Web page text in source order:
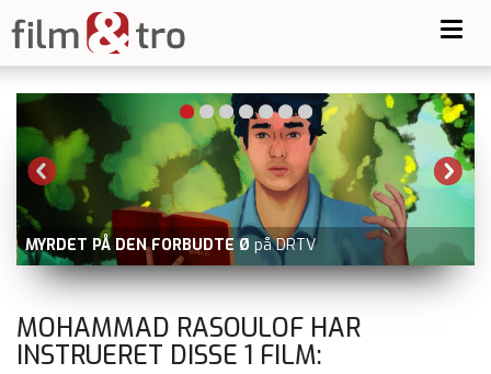
MYRDET PÅ DEN FORBUDTE Ø på DRTV
MOHAMMAD RASOULOF HAR
INSTRUERET DISSE 1 FILM: